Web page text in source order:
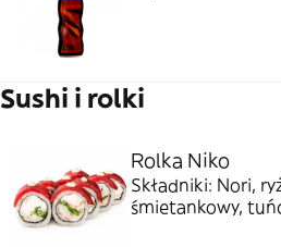
Sushi i rolki
Rolka Niko
Składniki: Nori,
śmietankowy,